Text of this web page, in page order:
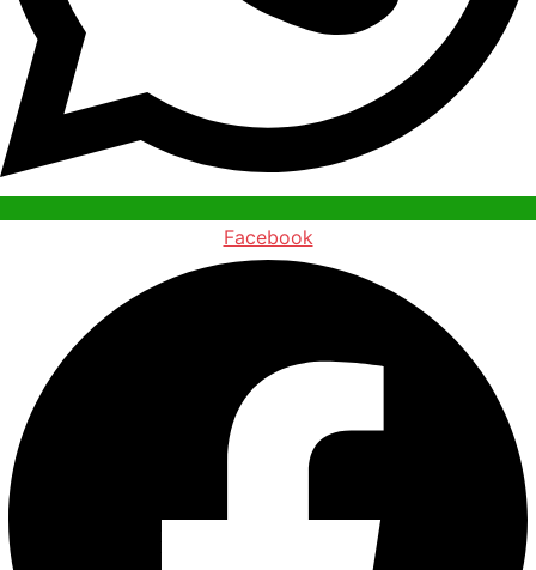
Facebook